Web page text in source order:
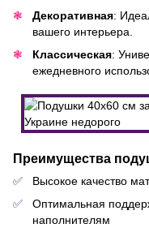
Декоративная:
вашего интерьера.
Классическая:
ежедневного
Преимущества
Высокое качество
Оптимальная
наполнителям